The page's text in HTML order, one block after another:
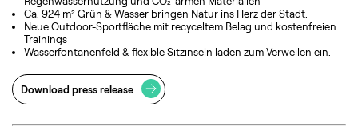
Ca. 924 m² Grün & Wasser bringen Natur ins Herz der Stadt.
Neue Outdoor-Sportfläche mit recyceltem Belag und kostenfreien
Trainings
Wasserfontänenfeld & flexible Sitzinseln laden zum Verweilen ein.
Download press release